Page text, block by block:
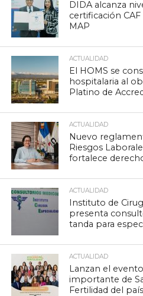
DIDA alcanza
certificación
MAP
ACTUALIDAD
El HOMS se
hospitalaria al
Platino de
ACTUALIDAD
Nuevo
Riesgos
fortalece
ACTUALIDAD
Instituto de
presenta
tanda para
ACTUALIDAD
Lanzan el
importante de
Fertilidad del país